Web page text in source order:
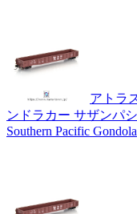
アトラ
ンドラカー サザンパ
Southern Pacific Gondola